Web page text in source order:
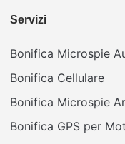
Servizi
Bonifica Microspie
Bonifica Cellulare
Bonifica Microspie
Bonifica GPS per